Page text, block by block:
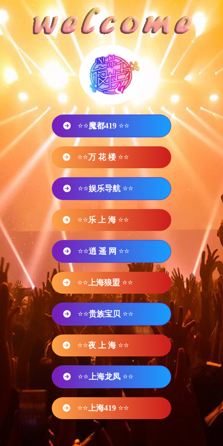
⭐⭐魔都419 ⭐⭐
⭐⭐万 花 楼 ⭐⭐
⭐⭐娱乐导航 ⭐⭐
⭐⭐乐 上 海 ⭐⭐
⭐⭐逍 遥 网 ⭐⭐
⭐⭐ 上海狼盟 ⭐⭐
⭐⭐贵族宝贝 ⭐⭐
⭐⭐夜 上 海 ⭐⭐
⭐⭐ 上海龙凤 ⭐⭐
⭐⭐ 上海419 ⭐⭐